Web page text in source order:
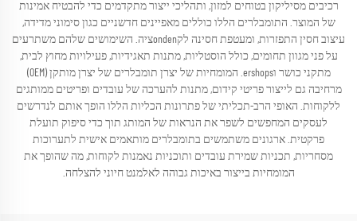
רכיבים מסיליקון בטוחים למזון, ותהליכי ייצור מתקדמים כדי להבטיח אמינות
של המוצר. התומבלרים הללו כוללים מאפיינים חדשניים כגון סימוני מדידה,
עיצוב חסין התפזרות, ומעטפת חסינה לקondenציה. השימושים שלהם משתרעים
על פני מגוון תחומים, כולל הוסטליות, מתנות תאגידיות, פעילויות מחוץ לבית,
מתקני כושר וershops. המומחיות של יצרן תומבלרים של יצרן מותקן (OEM)
מרחיבה גם לייצור פריטי קידום, מתנות להערכה של עובדים ופריטים ממותגים
ללקוחות. האופי הרב-תכליתי של פתרונות הכליות הללו הופך אותם לנדרשים
לעסקים המחפשים לשפר את הנראות של המותג תוך כדי סיפוק תועלת
פרקטית. ארגונים משתמשים בתומבלרים מותאמים אישית לתערוכות
מסחריות, תכניות שמירת עובדים ותוכניות נאמנות לקוחות, מה שהופך את
המומחיות בייצור באיכות גבוהה לאלמנט חיוני להצלחה.